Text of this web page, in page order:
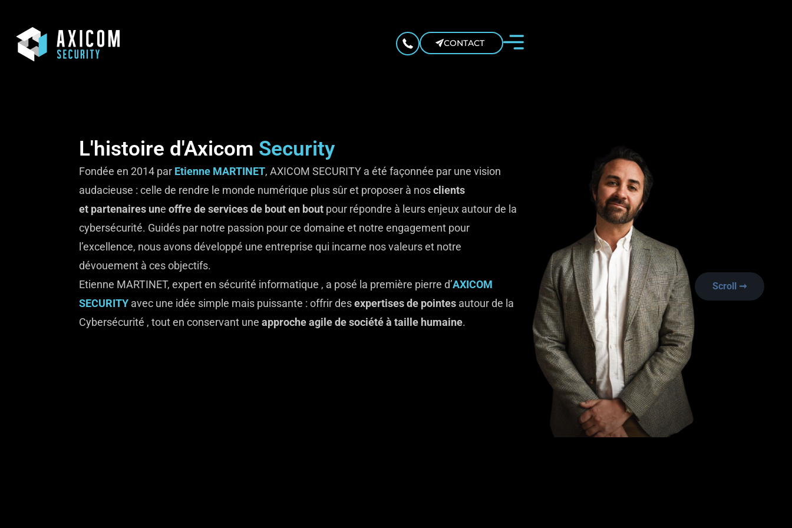
CONTACT
L'histoire d'Axicom Security
Fondée en 2014 par Etienne MARTINET, AXICOM SECURITY a été façonnée par une vision
audacieuse : celle de rendre le monde numérique plus sûr et proposer à nosclients
et partenaires uneoffre de services de bout en bout pour répondre à leurs enjeux autour de la
cybersécurité. Guidés par notre passion pour ce domaine et notre engagement pour
l’excellence, nous avons développé une entreprise qui incarne nos valeurs et notre
dévouement à ces objectifs.
Etienne MARTINET, expert en sécurité informatique , a posé la première pierre d’AXICOM
SECURITY avec une idée simple mais puissante : offrir desexpertises de pointes autour de la
Cybersécurité , tout en conservant uneapproche agile de société à taille humaine.